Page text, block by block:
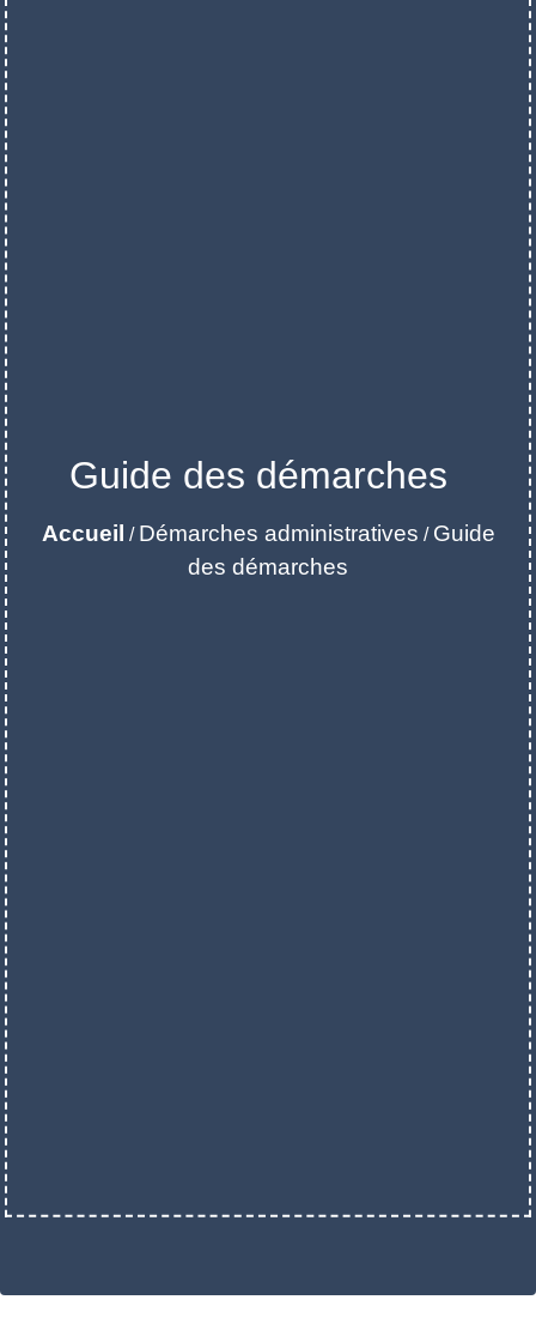
Guide des démarches
Accueil / Démarches administratives / Guide
des démarches